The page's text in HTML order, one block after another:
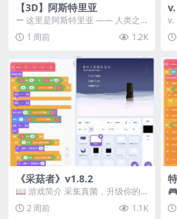
【3D】阿斯特里亚
ー 这里是阿斯特里亚 —— 人类之
罪与未来希望交汇之地 📖 游戏简
介 《阿斯特里...
1 周前 1.2K
v.
《采菇者》v1.8.2
📖 游戏简介 采集真菌，升级你的
机体，并前往未知领域探索。 这是
一款静谧的探索冒...
2 周前 1.1K